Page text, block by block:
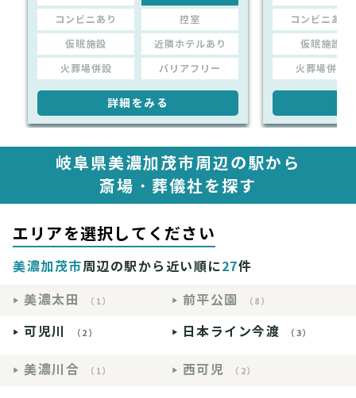
コンビニあり 控室
仮眠施設 近隣ホテルあり
火葬場併設 バリアフリー
詳細をみる
コンビニあり
仮眠施設
火葬場併設
岐阜県美濃加茂市周辺の駅から
斎場・葬儀社を探す
エリアを選択してください
美濃加茂市周辺の駅から近い順に27件
美濃太田
（1） 前平公園 （8）
可児川 （2） 日本ライン今渡 （3）
美濃川合 （1） 西可児 （2）